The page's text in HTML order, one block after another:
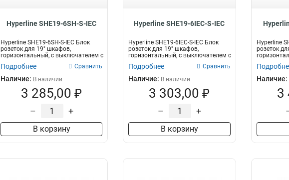
Hyperline SHE19-6SH-S-IEC
Hyperline SHE19-6SH-S-IEC Блок
розеток для 19" шкафов,
горизонтальный, с выключателем с
Подробнее Сравнить
Наличие: В наличии
3 285,00 ₽
– +
В корзину
Hyperline SHE19-6IEC-S-IEC
Hyperline SHE19-6IEC-S-IEC Блок
розеток для 19" шкафов,
горизонтальный, с выключателем с
Подробнее Сравнить
Наличие: В наличии
3 303,00 ₽
– +
В корзину
Hyperline
розеток
Наличие:
3